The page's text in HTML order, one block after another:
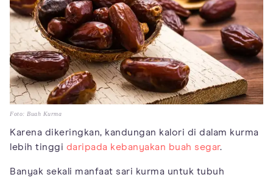
Foto: Buah Kurma
Karena dikeringkan, kandungan kalori di dalam kurma
lebih tinggi daripada kebanyakan buah segar.
Banyak sekali manfaat sari kurma untuk tubuh